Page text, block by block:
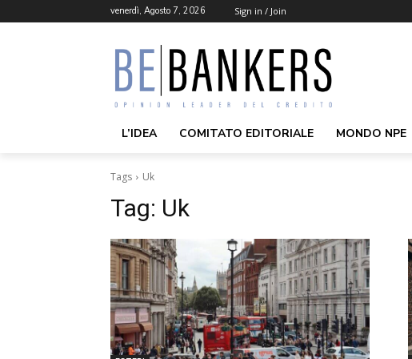
venerdì, Agosto 7, 2026 Sign in / Join
L’IDEA COMITATO EDITORIALE MONDO NPE
Tags Uk
Tag: Uk